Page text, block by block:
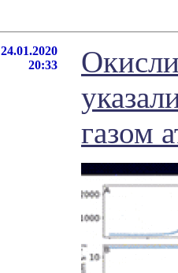
24.01.2020
20:33
газом